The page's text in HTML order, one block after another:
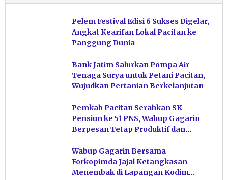
Pelem Festival Edisi 6 Sukses Digelar,
Angkat Kearifan Lokal Pacitan ke
Panggung Dunia
Bank Jatim Salurkan Pompa Air
Tenaga Surya untuk Petani Pacitan,
Wujudkan Pertanian Berkelanjutan
Pemkab Pacitan Serahkan SK
Pensiun ke 51 PNS, Wabup Gagarin
Berpesan Tetap Produktif dan
Wabup Gagarin Bersama
Forkopimda Jajal Ketangkasan
Menembak di Lapangan Kodim